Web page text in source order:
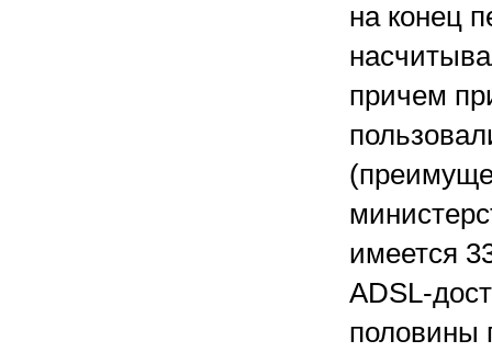
на конец
причем
имеется
ADSL-
половины